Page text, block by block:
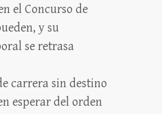
el Concurso de
y su
se retrasa
carrera sin destino
esperar del orden